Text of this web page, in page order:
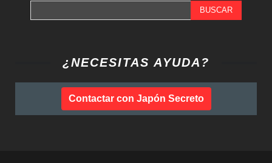
BUSCAR
¿NECESITAS AYUDA?
Contactar con Japón Secreto